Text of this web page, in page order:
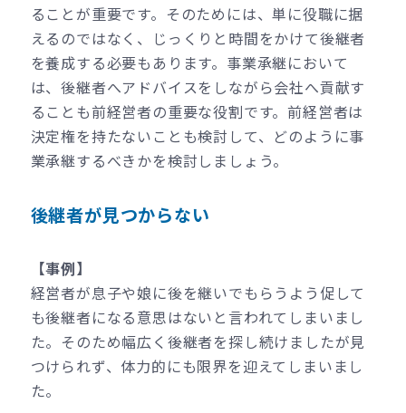
ることが重要です。そのためには、単に役職に据
えるのではなく、じっくりと時間をかけて後継者
を養成する必要もあります。事業承継において
は、後継者へアドバイスをしながら会社へ貢献す
ることも前経営者の重要な役割です。前経営者は
決定権を持たないことも検討して、どのように事
業承継するべきかを検討しましょう。
後継者が見つからない
【事例】
経営者が息子や娘に後を継いでもらうよう促して
も後継者になる意思はないと言われてしまいまし
た。そのため幅広く後継者を探し続けましたが見
つけられず、体力的にも限界を迎えてしまいまし
た。